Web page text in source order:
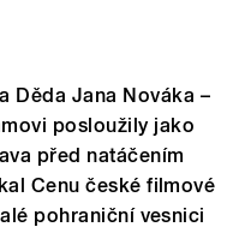
Děda Jana Nováka –
posloužily jako
před natáčením
Cenu české filmové
pohraniční vesnici